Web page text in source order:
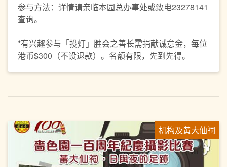
参与方法：详情请亲临本园总办事处或致电23278141
查询。
*有兴趣参与「投灯」胜会之善长需捐献诚意金，每位
港币$300（不设退款）。名额有限，先到先得。
机构及黄大仙祠